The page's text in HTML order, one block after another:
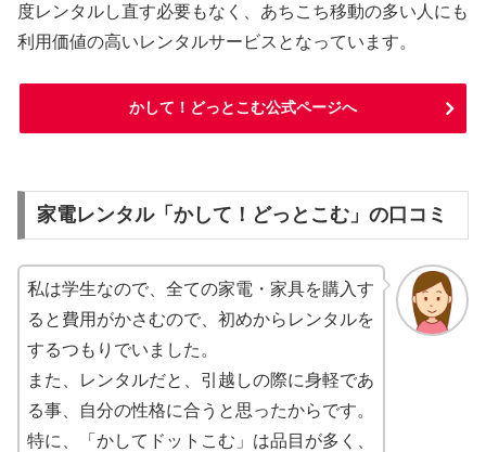
度レンタルし直す必要もなく、あちこち移動の多い人にも
利用価値の高いレンタルサービスとなっています。
かして！どっとこむ公式ページへ
家電レンタル「かして！どっとこむ」の口コミ
私は学生なので、全ての家電・家具を購入す
ると費用がかさむので、初めからレンタルを
するつもりでいました。
また、レンタルだと、引越しの際に身軽であ
る事、自分の性格に合うと思ったからです。
特に、「かしてドットこむ」は品目が多く、